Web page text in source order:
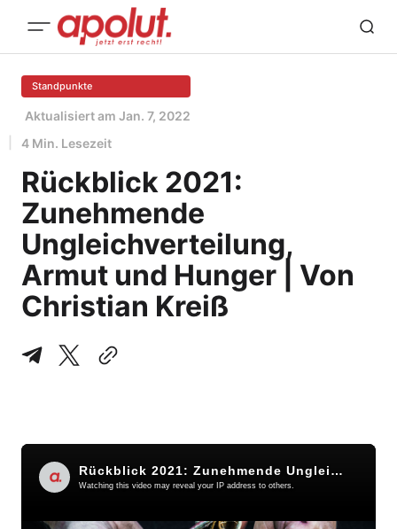
Standpunkte
Aktualisiert am Jan. 7, 2022
4 Min. Lesezeit
Rückblick 2021:
Zunehmende
Ungleichverteilung,
Armut und Hunger | Von
Christian Kreiß